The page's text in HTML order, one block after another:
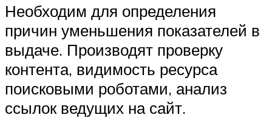
Необходим для определения
причин уменьшения показателей в
выдаче. Производят проверку
контента, видимость ресурса
поисковыми роботами, анализ
ссылок ведущих на сайт.